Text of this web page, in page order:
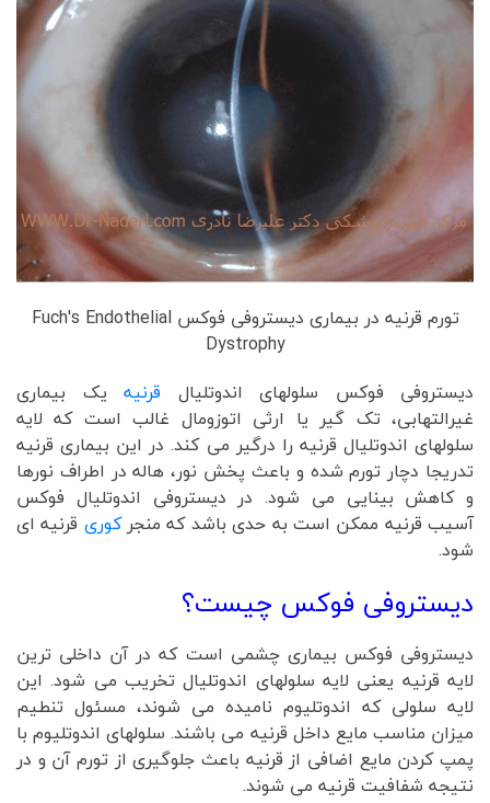
تورم قرنیه در بیماری دیستروفی فوکس Fuch's Endothelial
Dystrophy
دیستروفی فوکس سلولهای اندوتلیال قرنیه یک بیماری
غیرالتهابی، تک گیر یا ارثی اتوزومال غالب است که لایه
سلولهای اندوتلیال قرنیه را درگیر می کند. در این بیماری قرنیه
تدریجا دچار تورم شده و باعث پخش نور، هاله در اطراف نورها
و کاهش بینایی می شود. در دیستروفی اندوتلیال فوکس
آسیب قرنیه ممکن است به حدی باشد که منجرکوری قرنیه ای
شود.
دیستروفی فوکس چیست؟
دیستروفی فوکس بیماری چشمی است که در آن داخلی ترین
لایه قرنیه یعنی لایه سلولهای اندوتلیال تخریب می شود. این
لایه سلولی که اندوتلیوم نامیده می شوند، مسئول تنطیم
میزان مناسب مایع داخل قرنیه می باشند. سلولهای اندوتلیوم با
پمپ کردن مایع اضافی از قرنیه باعث جلوگیری از تورم آن و در
نتیجه شفافیت قرنیه می شوند.